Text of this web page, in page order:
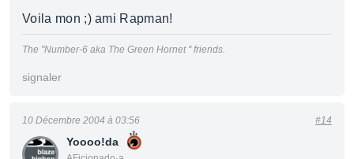
Voila mon ;) ami Rapman!
The "Number-6 aka The Green Hornet " friends.
signaler
Yoooo!da
10 Décembre 2004 à 03:56 #14